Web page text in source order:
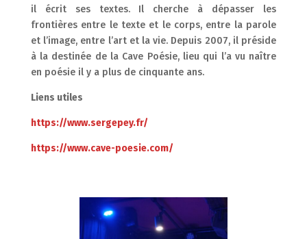
il écrit ses textes. Il cherche à dépasser les
frontières entre le texte et le corps, entre la parole
et l’image, entre l’art et la vie. Depuis 2007, il préside
à la destinée de la Cave Poésie, lieu qui l’a vu naître
en poésie il y a plus de cinquante ans.
Liens utiles
https://www.sergepey.fr/
https://www.cave-poesie.com/